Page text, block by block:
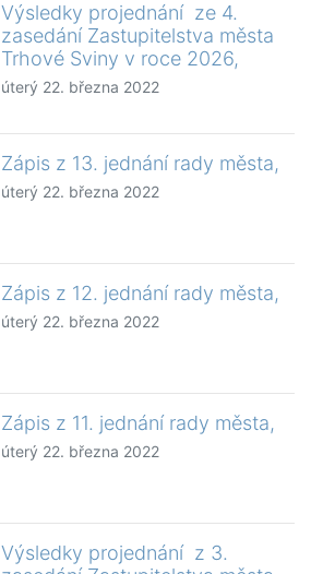
Výsledky projednání ze 4.
zasedání Zastupitelstva města
Trhové Sviny v roce 2026,
úterý 22. března 2022
Zápis z 13. jednání rady města,
úterý 22. března 2022
Zápis z 12. jednání rady města,
úterý 22. března 2022
Zápis z 11. jednání rady města,
úterý 22. března 2022
Výsledky projednání z 3.